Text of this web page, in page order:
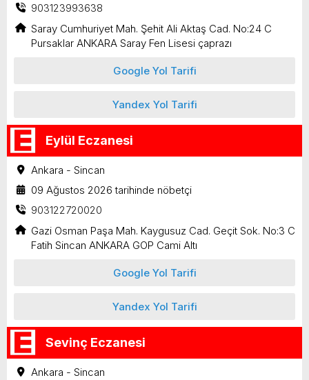
903123993638
Saray Cumhuriyet Mah. Şehit Ali Aktaş Cad. No:24 C
Pursaklar ANKARA Saray Fen Lisesi çaprazı
Google Yol Tarifi
Yandex Yol Tarifi
Eylül Eczanesi
Ankara - Sincan
09 Ağustos 2026 tarihinde nöbetçi
903122720020
Gazi Osman Paşa Mah. Kaygusuz Cad. Geçit Sok. No:3 C
Fatih Sincan ANKARA GOP Cami Altı
Google Yol Tarifi
Yandex Yol Tarifi
Sevinç Eczanesi
Ankara - Sincan